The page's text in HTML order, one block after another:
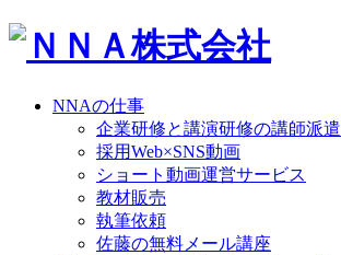
NNAの仕事
企業研修と講演研修の講師派遣
採用Web×SNS動画
ショート動画運営サービス
教材販売
執筆依頼
佐藤の無料メール講座